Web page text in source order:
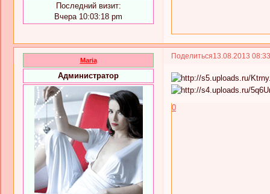
Последний визит:
Вчера 10:03:18 pm
Поделиться13.08.2013
Maria
Администратор
0